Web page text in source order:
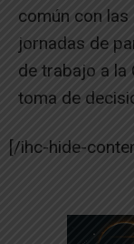
común con
jornadas de
de trabajo a la
toma de
[/ihc-hide-